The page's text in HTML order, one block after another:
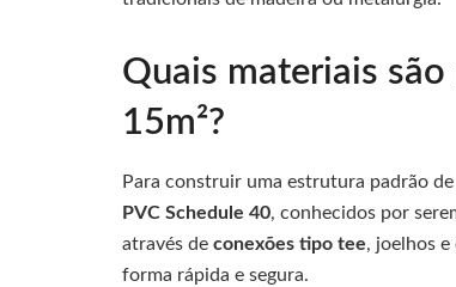
Quais materiais são
15m²?
Para construir uma estrutura padrão
PVC Schedule 40, conhecidos por
através de conexões tipo tee, joelhos
forma rápida e segura.